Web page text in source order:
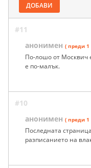
ДОБАВИ
#11
анонимен ( преди 1
По-лошо от Москвич
е по-малък.
#10
анонимен ( преди 1
Последната
разписанието на